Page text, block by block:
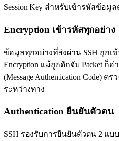
Session Key สำหรับเข้ารหัสข้อมู
Encryption เข้ารหัสทุกอย่าง
ข้อมูลทุกอย่างที่ส่งผ่าน SSH ถูกเข้
Encryption แม้ถูกดักจับ Packet ก็
(Message Authentication Code)
ระหว่างทาง
Authentication ยืนยันตัวตน
SSH รองรับการยืนยันตัวตน 2 แบ